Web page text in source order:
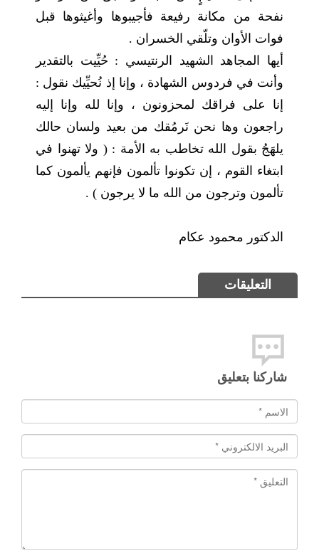
نفحة من مكانة رفيعة فأجيبوها وأغيثوها قبل
فوات الأوان وتلّقي الخسران .
أيها المجاهد الشهيد الرنتيسي : حُيِّيت بالتقدير
وأنت في فردوس الشهادة ، وإنا إذ نُحيِّيك نقول :
إنا على فراقك لمحزونون ، وإنا لله وإنا إليه
راجعون وها نحن نَرمُقك من بعيد ولسان حالك
يلهَجُ بقول الله تخاطب به الأمة : ( ولا تهنوا في
ابتغاء القوم ، إن تكونوا تألمون فإنهم يألمون كما
تألمون وترجون من الله ما لا يرجون ) .
الدكتور محمود عكام‎ ‏
التعليقات
شاركنا بتعليق